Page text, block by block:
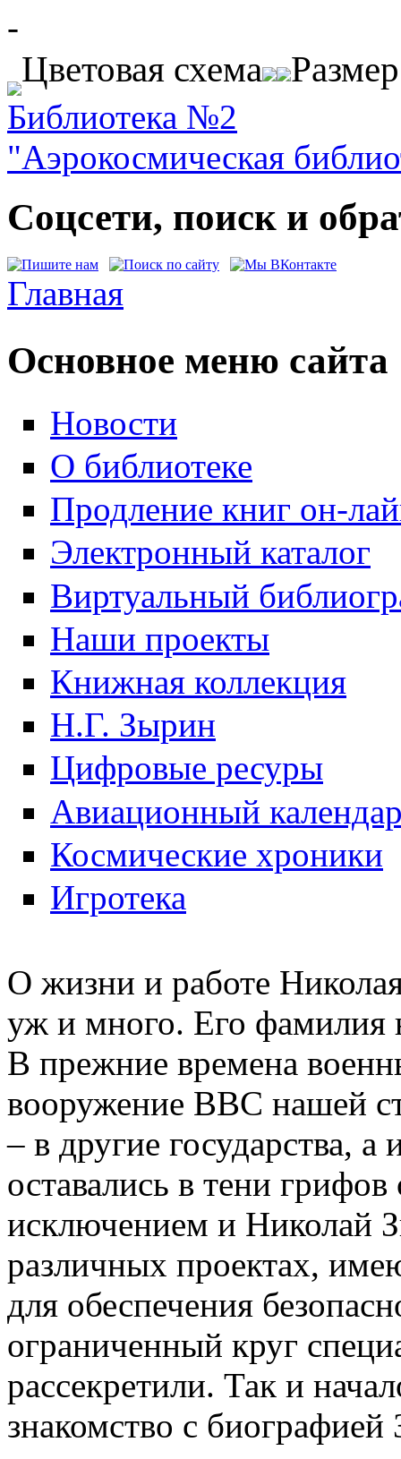
-
Цветовая схема
Библиотека №2
"Аэрокосмическая
Соцсети, поиск и
Вы здесь
Главная
Основное меню сайта
Новости
О библиотеке
Продление книг он-
Электронный каталог
Виртуальный
Наши проекты
Книжная коллекция
Н.Г. Зырин
Цифровые ресуры
Авиационный
Космические хроники
Игротека
О жизни и работе
уж и много. Его фамилия
В прежние времена
вооружение ВВС нашей
– в другие государства, а
оставались в тени
исключением и Николай
различных проектах,
для обеспечения
ограниченный круг
рассекретили. Так и
знакомство с